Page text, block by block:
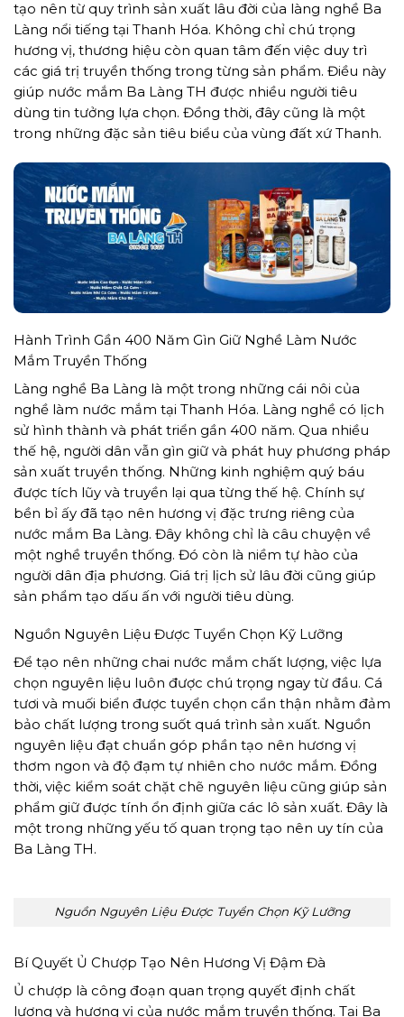
tạo nên từ quy trình sản xuất lâu đời của làng nghề Ba
Làng nổi tiếng tại Thanh Hóa. Không chỉ chú trọng
hương vị, thương hiệu còn quan tâm đến việc duy trì
các giá trị truyền thống trong từng sản phẩm. Điều này
giúp nước mắm Ba Làng TH được nhiều người tiêu
dùng tin tưởng lựa chọn. Đồng thời, đây cũng là một
trong những đặc sản tiêu biểu của vùng đất xứ Thanh.
Hành Trình Gần 400 Năm Gìn Giữ Nghề Làm Nước
Mắm Truyền Thống
Làng nghề Ba Làng là một trong những cái nôi của
nghề làm nước mắm tại Thanh Hóa. Làng nghề có lịch
sử hình thành và phát triển gần 400 năm. Qua nhiều
thế hệ, người dân vẫn gìn giữ và phát huy phương pháp
sản xuất truyền thống. Những kinh nghiệm quý báu
được tích lũy và truyền lại qua từng thế hệ. Chính sự
bền bỉ ấy đã tạo nên hương vị đặc trưng riêng của
nước mắm Ba Làng. Đây không chỉ là câu chuyện về
một nghề truyền thống. Đó còn là niềm tự hào của
người dân địa phương. Giá trị lịch sử lâu đời cũng giúp
sản phẩm tạo dấu ấn với người tiêu dùng.
Nguồn Nguyên Liệu Được Tuyển Chọn Kỹ Lưỡng
Để tạo nên những chai nước mắm chất lượng, việc lựa
chọn nguyên liệu luôn được chú trọng ngay từ đầu. Cá
tươi và muối biển được tuyển chọn cẩn thận nhằm đảm
bảo chất lượng trong suốt quá trình sản xuất. Nguồn
nguyên liệu đạt chuẩn góp phần tạo nên hương vị
thơm ngon và độ đạm tự nhiên cho nước mắm. Đồng
thời, việc kiểm soát chặt chẽ nguyên liệu cũng giúp sản
phẩm giữ được tính ổn định giữa các lô sản xuất. Đây là
một trong những yếu tố quan trọng tạo nên uy tín của
Ba Làng TH.
Nguồn Nguyên Liệu Được Tuyển Chọn Kỹ Lưỡng
Bí Quyết Ủ Chượp Tạo Nên Hương Vị Đậm Đà
Ủ chượp là công đoạn quan trọng quyết định chất
lượng và hương vị của nước mắm truyền thống. Tại Ba